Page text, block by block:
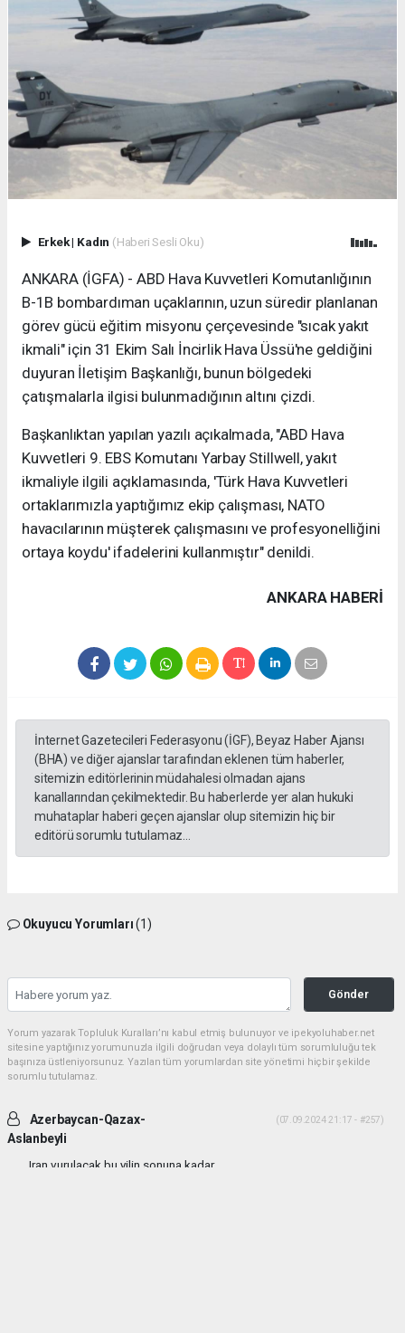
Erkek| Kadın (Haberi Sesli Oku)
ANKARA (İGFA) - ABD Hava Kuvvetleri Komutanlığının
B-1B bombardıman uçaklarının, uzun süredir planlanan
görev gücü eğitim misyonu çerçevesinde "sıcak yakıt
ikmali" için 31 Ekim Salı İncirlik Hava Üssü'ne geldiğini
duyuran İletişim Başkanlığı, bunun bölgedeki
çatışmalarla ilgisi bulunmadığının altını çizdi.
Başkanlıktan yapılan yazılı açıkalmada, "ABD Hava
Kuvvetleri 9. EBS Komutanı Yarbay Stillwell, yakıt
ikmaliyle ilgili açıklamasında, 'Türk Hava Kuvvetleri
ortaklarımızla yaptığımız ekip çalışması, NATO
havacılarının müşterek çalışmasını ve profesyonelliğini
ortaya koydu' ifadelerini kullanmıştır" denildi.
ANKARA HABERİ
İnternet Gazetecileri Federasyonu (İGF), Beyaz Haber Ajansı
(BHA) ve diğer ajanslar tarafından eklenen tüm haberler,
sitemizin editörlerinin müdahalesi olmadan ajans
kanallarından çekilmektedir. Bu haberlerde yer alan hukuki
muhataplar haberi geçen ajanslar olup sitemizin hiç bir
editörü sorumlu tutulamaz...
Okuyucu Yorumları(1)
Gönder
Yorum yazarak Topluluk Kuralları’nı kabul etmiş bulunuyor ve ipekyoluhaber.net
sitesine yaptığınız yorumunuzla ilgili doğrudan veya dolaylı tüm sorumluluğu tek
başınıza üstleniyorsunuz. Yazılan tüm yorumlardan site yönetimi hiçbir şekilde
sorumlu tutulamaz.
Azerbaycan-Qazax-
Aslanbeyli
(07.09.2024 21:17 - #257)
Iran vurulacak bu yilin sonuna kadar...